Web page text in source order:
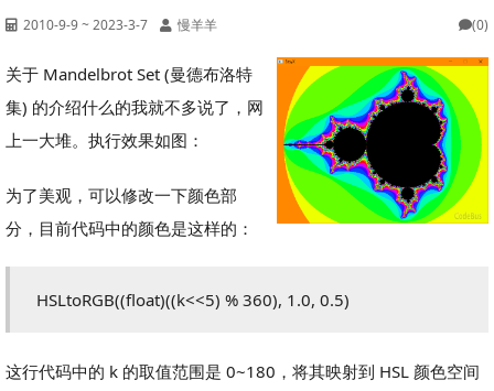
2010-9-9 ~ 2023-3-7 慢羊羊 (0)
关于 Mandelbrot Set (曼德布洛特
集) 的介绍什么的我就不多说了，网
上一大堆。执行效果如图：
为了美观，可以修改一下颜色部
分，目前代码中的颜色是这样的：
HSLtoRGB((float)((k<<5) % 360), 1.0, 0.5)
这行代码中的 k 的取值范围是 0~180，将其映射到 HSL 颜色空间